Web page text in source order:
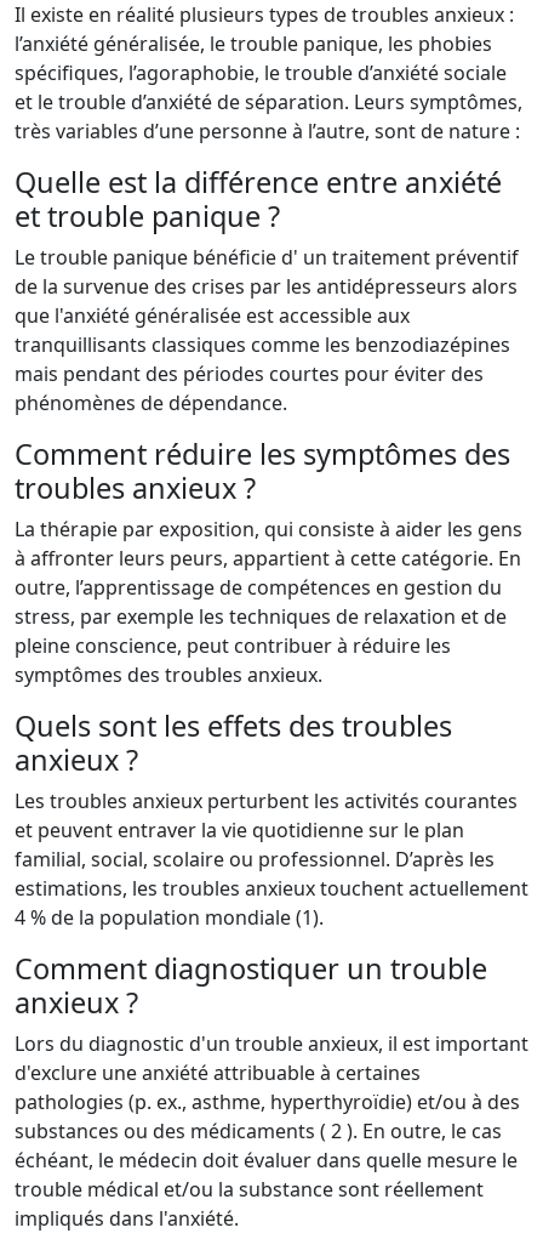
Il existe en réalité plusieurs types de troubles anxieux :
l’anxiété généralisée, le trouble panique, les phobies
spécifiques, l’agoraphobie, le trouble d’anxiété sociale
et le trouble d’anxiété de séparation. Leurs symptômes,
très variables d’une personne à l’autre, sont de nature :
Quelle est la différence entre anxiété
et trouble panique ?
Le trouble panique bénéficie d' un traitement préventif
de la survenue des crises par les antidépresseurs alors
que l'anxiété généralisée est accessible aux
tranquillisants classiques comme les benzodiazépines
mais pendant des périodes courtes pour éviter des
phénomènes de dépendance.
Comment réduire les symptômes des
troubles anxieux ?
La thérapie par exposition, qui consiste à aider les gens
à affronter leurs peurs, appartient à cette catégorie. En
outre, l’apprentissage de compétences en gestion du
stress, par exemple les techniques de relaxation et de
pleine conscience, peut contribuer à réduire les
symptômes des troubles anxieux.
Quels sont les effets des troubles
anxieux ?
Les troubles anxieux perturbent les activités courantes
et peuvent entraver la vie quotidienne sur le plan
familial, social, scolaire ou professionnel. D’après les
estimations, les troubles anxieux touchent actuellement
4 % de la population mondiale (1).
Comment diagnostiquer un trouble
anxieux ?
Lors du diagnostic d'un trouble anxieux, il est important
d'exclure une anxiété attribuable à certaines
pathologies (p. ex., asthme, hyperthyroïdie) et/ou à des
substances ou des médicaments ( 2 ). En outre, le cas
échéant, le médecin doit évaluer dans quelle mesure le
trouble médical et/ou la substance sont réellement
impliqués dans l'anxiété.